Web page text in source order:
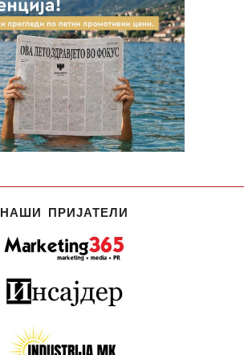
НАШИ ПРИЈАТЕЛИ